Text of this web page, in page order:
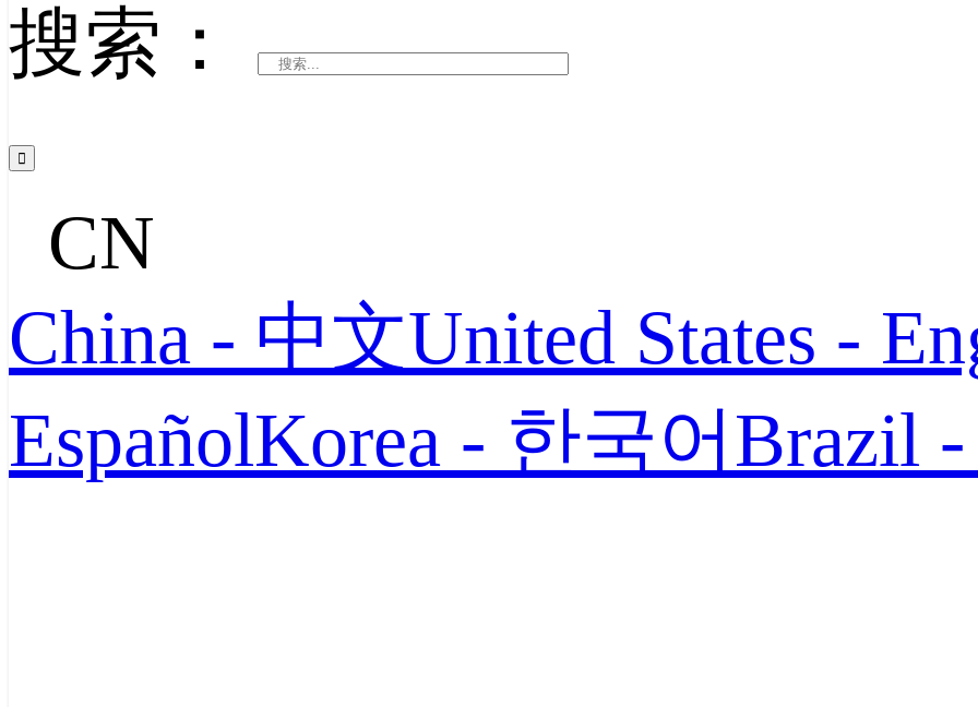
搜索：
CN
China - 中文United States -
EspañolKorea - 한국어Brazil -